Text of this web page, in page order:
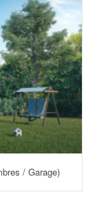
/ Garage)